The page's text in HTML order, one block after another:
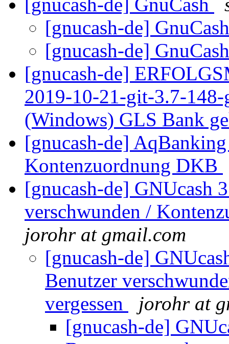
[gnucash-de] GnuCash
[gnucash-de]
[gnucash-de]
[gnucash-de]
2019-10-21-git-3.7-148-
(Windows) GLS Bank
[gnucash-de]
Kontenzuordnung DKB
[gnucash-de] GNUcash
verschwunden /
jorohr at gmail.com
[gnucash-de]
Benutzer
vergessen
jorohr at
[gnucash-de]